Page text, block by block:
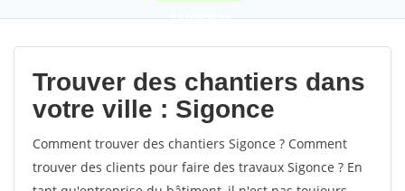
9,5(100%)55
votes
Trouver des chantiers dans
votre ville : Sigonce
Comment trouver des chantiers Sigonce ? Comment
trouver des clients pour faire des travaux Sigonce ? En